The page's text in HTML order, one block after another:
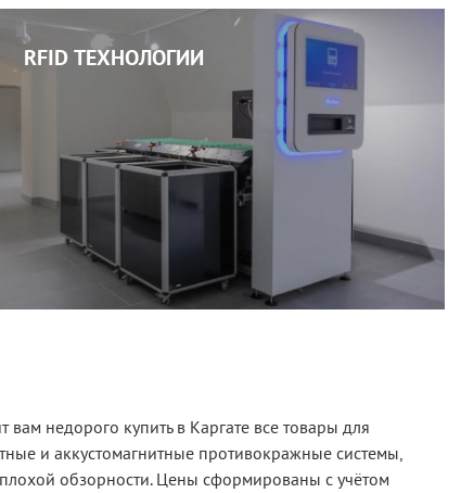
RFID ТЕХНОЛОГИИ
недорого купить в Каргате все товары для
и аккустомагнитные противокражные системы,
обзорности. Цены сформированы с учётом